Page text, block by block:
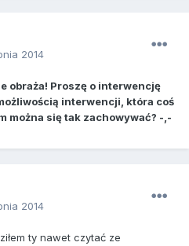
2014
obraża! Proszę o interwencję
interwencji, która coś
można się tak zachowywać? -,-
2014
ty nawet czytać ze